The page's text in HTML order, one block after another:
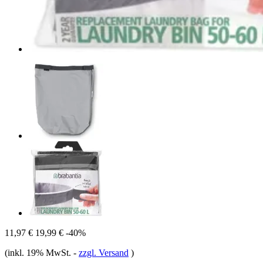
11,97 € 19,99 € -40%
(inkl. 19% MwSt. - zzgl. Versand )